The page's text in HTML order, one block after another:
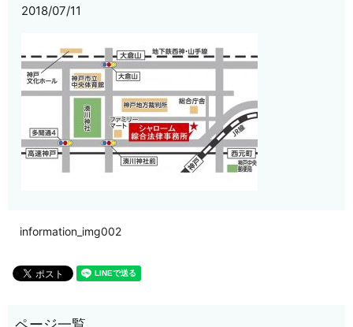
2018/07/11
information_img002